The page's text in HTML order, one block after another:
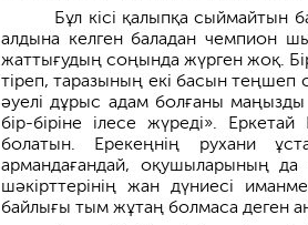
Бұл кісі қалыпқа сыймайтын
алдына келген баладан чемпион
жаттығудың соңында жүрген жоқ.
тіреп, таразының екі басын теңшеп
әуелі дұрыс адам болғаны
бір-біріне ілесе жүреді».
болатын. Ерекеңнің рухани
армандағандай, оқушыларының
шәкірттерінің жан дүниесі
байлығы тым жұтаң болмаса деген